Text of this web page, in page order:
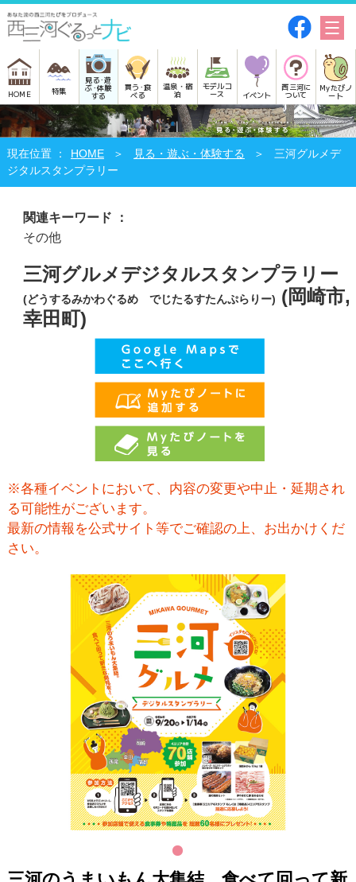
HOME 特集
見る･遊
ぶ･体験
する
買う･食
べる
温泉・宿
泊
モデルコ
ース イベント
西三河に
ついて
Myたびノ
ート
HOME 見る・遊ぶ・体験する
三河グルメデ
ジタルスタンプラリー
関連キーワード ：
その他
三河グルメデジタルスタンプラリー
(どうするみかわぐるめ でじたるすたんぷらりー) (岡崎市
幸田町)
※各種イベントにおいて、内容の変更や中止・延期され
る可能性がございます。
最新の情報を公式サイト等でご確認の上、お出かけくだ
さい。